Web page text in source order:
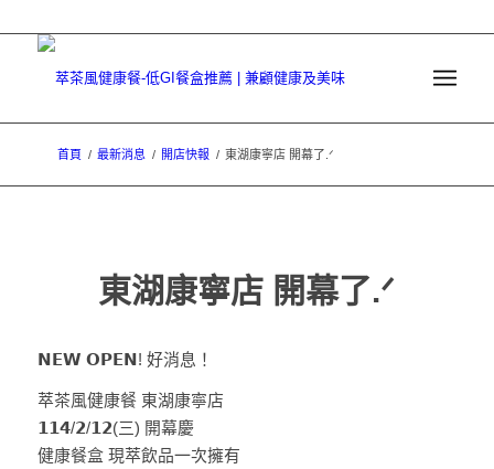
首頁 / 最新消息 / 開店快報 / 東湖康寧店 開幕了.ᐟ
東湖康寧店 開幕了.ᐟ
𝗡𝗘𝗪 𝗢𝗣𝗘𝗡! 好消息！
萃茶風健康餐 東湖康寧店
𝟭𝟭𝟰/𝟮/𝟭𝟮(三) 開幕慶
健康餐盒 現萃飲品一次擁有